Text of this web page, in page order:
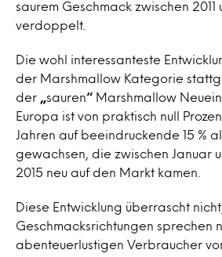
saurem Geschmack zwischen 2011
verdoppelt.
Die wohl interessanteste
der Marshmallow Kategorie
der
sauren“ Marshmallow
Europa ist von praktisch null
Jahren auf beeindruckende 15 %
gewachsen, die zwischen Januar
2015 neu auf den Markt kamen.
Diese Entwicklung überrascht
Geschmacksrichtungen sprechen
abenteuerlustigen Verbraucher